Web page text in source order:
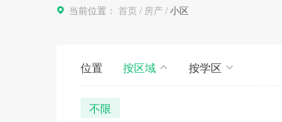
当前位置： 首页 / 房产/小区
位置 按区域 按学区
不限